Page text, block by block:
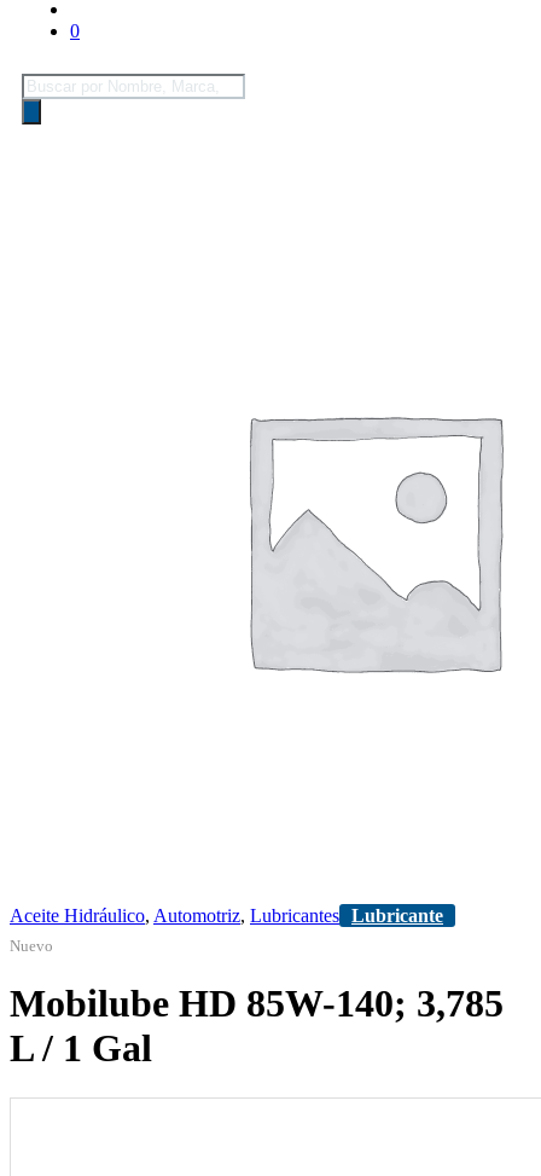
0
Búsqueda
de
productos
Aceite Hidráulico, Automotriz, Lubricantes Lubricante
Nuevo
Mobilube HD 85W-140; 3,785
L / 1 Gal